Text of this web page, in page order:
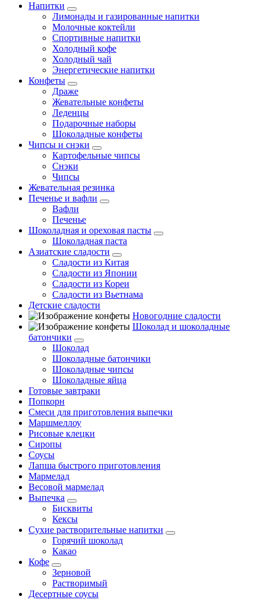
Напитки
Лимонады и газированные напитки
Молочные коктейли
Спортивные напитки
Холодный кофе
Холодный чай
Энергетические напитки
Конфеты
Драже
Жевательные конфеты
Леденцы
Подарочные наборы
Шоколадные конфеты
Чипсы и снэки
Картофельные чипсы
Снэки
Чипсы
Жевательная резинка
Печенье и вафли
Вафли
Печенье
Шоколадная и ореховая пасты
Шоколадная паста
Азиатские сладости
Сладости из Китая
Сладости из Японии
Сладости из Кореи
Сладости из Вьетнама
Детские сладости
Новогодние сладости
Шоколад и шоколадные
батончики
Шоколад
Шоколадные батончики
Шоколадные чипсы
Шоколадные яйца
Готовые завтраки
Попкорн
Смеси для приготовления выпечки
Маршмеллоу
Рисовые клецки
Сиропы
Соусы
Лапша быстрого приготовления
Мармелад
Весовой мармелад
Выпечка
Бисквиты
Кексы
Сухие растворительные напитки
Горячий шоколад
Какао
Кофе
Зерновой
Растворимый
Десертные соусы